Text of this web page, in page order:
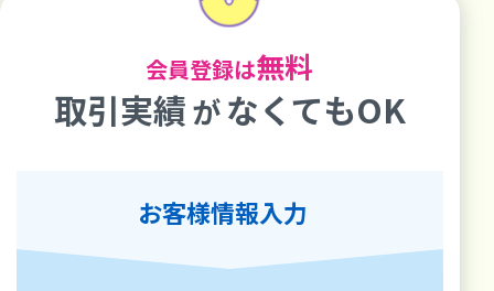
会員登録は無料
取引実績がなくてもOK
お客様情報入力